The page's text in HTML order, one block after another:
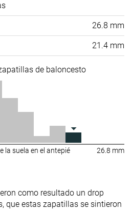
26.8 mm
21.4 mm
de baloncesto
la suela en el antepié 26.8 mm
como resultado un drop
que estas zapatillas se sintieron